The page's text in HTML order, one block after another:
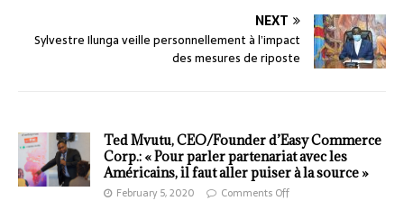
NEXT
Sylvestre Ilunga veille personnellement à l’impact
des mesures de riposte
Ted Mvutu, CEO/Founder d’Easy Commerce
Corp.: « Pour parler partenariat avec les
Américains, il faut aller puiser à la source »
February 5, 2020 Comments Off